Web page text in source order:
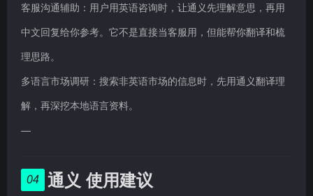
客服沟通辅助：用户用英语咨询时，让通义先理解意思，再用
中文回复给你参考。它不是直接当客服用，但能帮你翻译和梳
理思路。
多语言市场调研：搜索非英语市场的信息时，先用通义翻译理
解，再深挖本地语言资料。
—
04 通义 使用建议